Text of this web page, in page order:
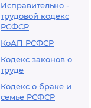
Исправительно -
трудовой кодекс
РСФСР
КоАП РСФСР
Кодекс законов о
труде
Кодекс о браке и
семье РСФСР